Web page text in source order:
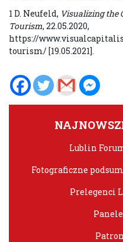
1 D. Neufeld, Visualizing the
Tourism, 22.05.2020,
https://
tourism/ [19.05.2021].
Lublin
Fotograficzne
Prelegenci